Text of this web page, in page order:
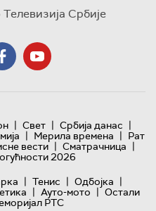
Србије
| Свет | Србија данас |
| Мерила времена | Рат
вести | Сматрачница |
2026
| Тенис | Одбојка |
| Ауто-мото | Остали
РТС